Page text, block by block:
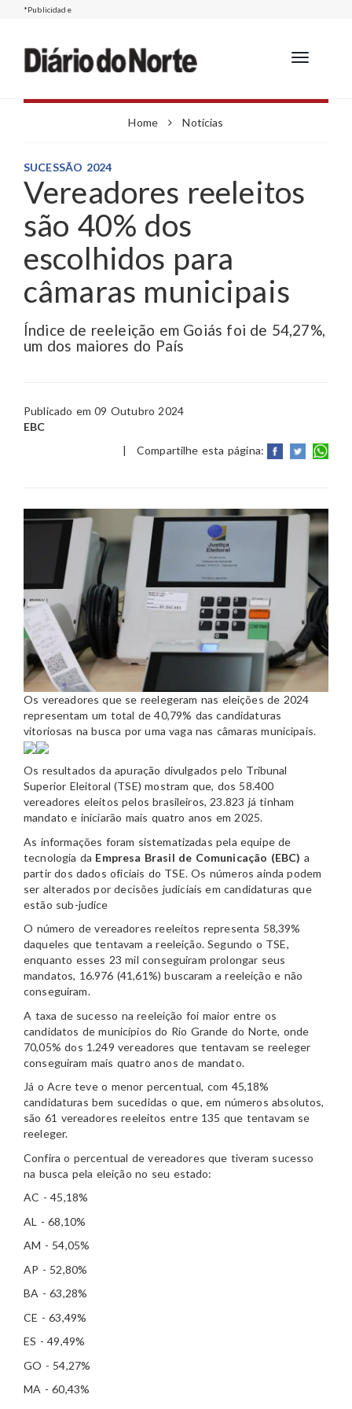
*Publicidade
Toggle
Home Notícias
SUCESSÃO 2024
Vereadores reeleitos
são 40% dos
escolhidos para
câmaras municipais
Índice de reeleição em Goiás foi de 54,27%,
um dos maiores do País
Publicado em 09 Outubro 2024
EBC
|Compartilhe esta página:
Os vereadores que se reelegeram nas eleições de 2024
representam um total de 40,79% das candidaturas
vitoriosas na busca por uma vaga nas câmaras municipais.
Os resultados da apuração divulgados pelo Tribunal
Superior Eleitoral (TSE) mostram que, dos 58.400
vereadores eleitos pelos brasileiros, 23.823 já tinham
mandato e iniciarão mais quatro anos em 2025.
As informações foram sistematizadas pela equipe de
tecnologia da Empresa Brasil de Comunicação (EBC) a
partir dos dados oficiais do TSE. Os números ainda podem
ser alterados por decisões judiciais em candidaturas que
estão sub-judice
O número de vereadores reeleitos representa 58,39%
daqueles que tentavam a reeleição. Segundo o TSE,
enquanto esses 23 mil conseguiram prolongar seus
mandatos, 16.976 (41,61%) buscaram a reeleição e não
conseguiram.
A taxa de sucesso na reeleição foi maior entre os
candidatos de municípios do Rio Grande do Norte, onde
70,05% dos 1.249 vereadores que tentavam se reeleger
conseguiram mais quatro anos de mandato.
Já o Acre teve o menor percentual, com 45,18%
candidaturas bem sucedidas o que, em números absolutos,
são 61 vereadores reeleitos entre 135 que tentavam se
reeleger.
Confira o percentual de vereadores que tiveram sucesso
na busca pela eleição no seu estado:
AC - 45,18%
AL - 68,10%
AM - 54,05%
AP - 52,80%
BA - 63,28%
CE - 63,49%
ES - 49,49%
GO - 54,27%
MA - 60,43%